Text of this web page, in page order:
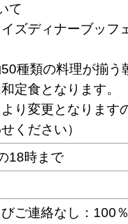
て
ズディナーブッフ
種類の料理が揃う
定食となります。
より変更となります
ください）
18時まで
ご連絡なし：100